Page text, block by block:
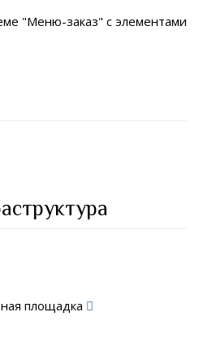
"Меню-заказ" с элементами
площадка